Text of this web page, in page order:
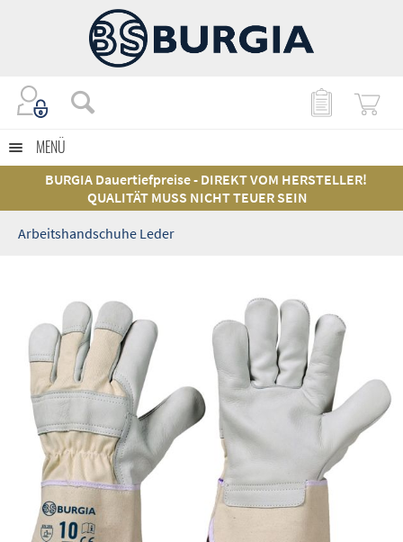
MENÜ
BURGIA Dauertiefpreise - DIREKT VOM HERSTELLER!
QUALITÄT MUSS NICHT TEUER SEIN
Arbeitshandschuhe Leder